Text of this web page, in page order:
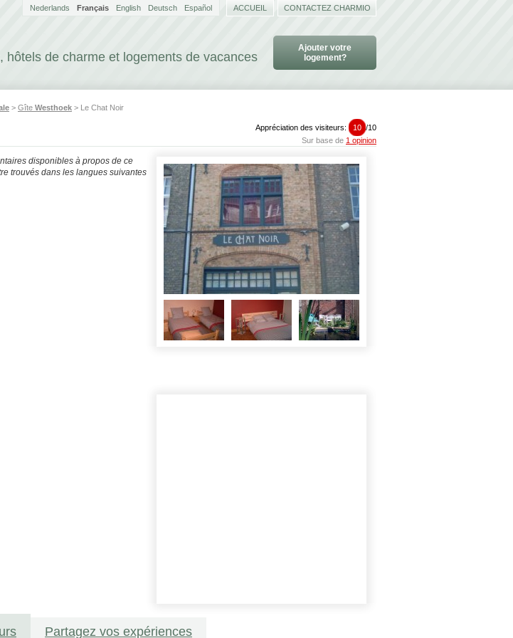
hôtels de charme et logements de vacances
Ajouter votre
logement?
Nederlands Français English Deutsch Español ACCUEIL CONTACTEZ CHARMIO
> Gîte Westhoek > Le Chat Noir
Appréciation des visiteurs: 10 /10
Sur base de 1 opinion
disponibles à propos de ce
trouvés dans les langues suivantes
Partagez vos expériences